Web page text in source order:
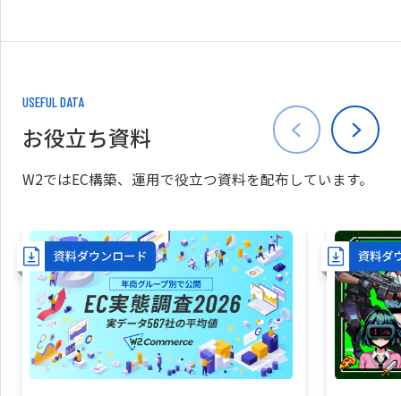
USEFUL DATA
お役立ち資料
W2ではEC構築、運用で役立つ資料を配布しています。